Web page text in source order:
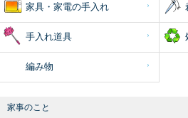
家具・家電の手入れ
手入れ道具
編み物
家事のこと